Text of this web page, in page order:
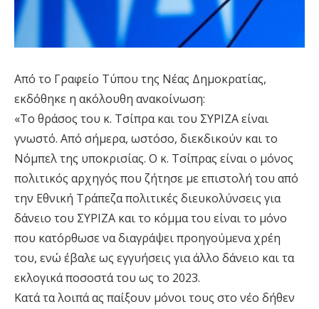
Από το Γραφείο Τύπου της Νέας Δημοκρατίας,
εκδόθηκε η ακόλουθη ανακοίνωση:
«Το θράσος του κ. Τσίπρα και του ΣΥΡΙΖΑ είναι
γνωστό. Από σήμερα, ωστόσο, διεκδικούν και το
Νόμπελ της υποκρισίας. Ο κ. Τσίπρας είναι ο μόνος
πολιτικός αρχηγός που ζήτησε με επιστολή του από
την Εθνική Τράπεζα πολιτικές διευκολύνσεις για
δάνειο του ΣΥΡΙΖΑ και το κόμμα του είναι το μόνο
που κατόρθωσε να διαγράψει προηγούμενα χρέη
του, ενώ έβαλε ως εγγυήσεις για άλλο δάνειο και τα
εκλογικά ποσοστά του ως το 2023.
Κατά τα λοιπά ας παίξουν μόνοι τους στο νέο δήθεν